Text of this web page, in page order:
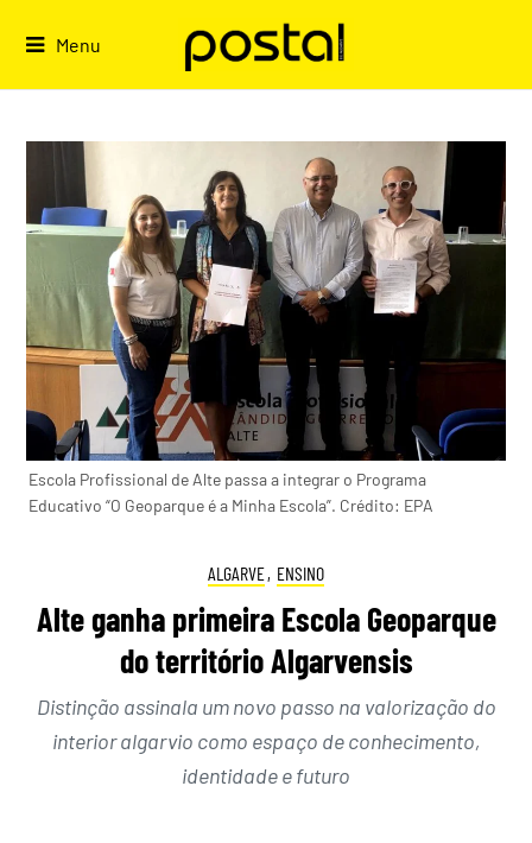
Menu
Escola Profissional de Alte passa a integrar o Programa
Educativo “O Geoparque é a Minha Escola”. Crédito: EPA
ALGARVE, ENSINO
Alte ganha primeira Escola Geoparque
do território Algarvensis
Distinção assinala um novo passo na valorização do
interior algarvio como espaço de conhecimento,
identidade e futuro